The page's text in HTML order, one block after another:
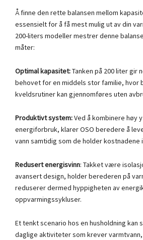
Å finne den rette balansen mellom
essensielt for å få mest mulig ut av din
200-liters modeller mestrer denne
måter:
Optimal kapasitet:Tanken på 200 liter gir
behovet for en middels stor familie, hvor
kveldsrutiner kan gjennomføres uten
Produktivt system:Ved å kombinere høy
energiforbruk, klarer OSO beredere å
vann samtidig som de holder kostnadene
Redusert energisvinn: Takket være
avansert design, holder berederen på
reduserer dermed hyppigheten av
oppvarmingssykluser.
Et tenkt scenario hos en husholdning kan
daglige aktiviteter som krever varmtvann,